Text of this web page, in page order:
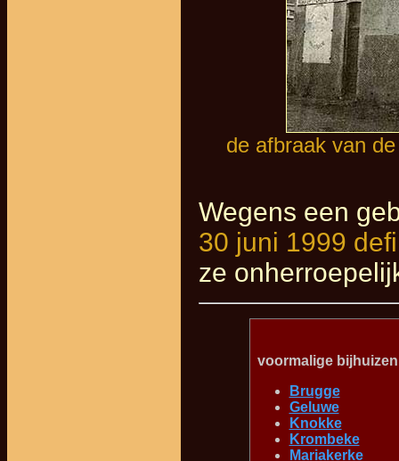
de afbraak van
Wegens een
30 juni 1999
ze
voormalige bijhuizen
Brugge
Geluwe
Knokke
Krombeke
Mariakerke